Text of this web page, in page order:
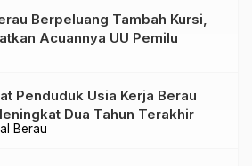
Berpeluang Tambah Kursi,
Acuannya UU Pemilu
Berau
Penduduk Usia Kerja Berau
Dua Tahun Terakhir